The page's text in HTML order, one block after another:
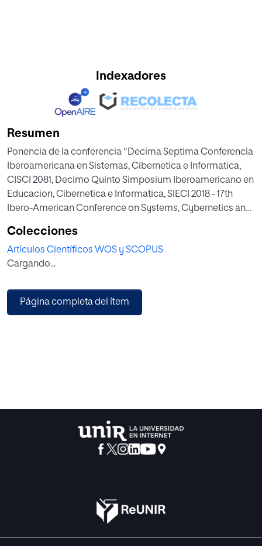
Indexadores
Resumen
Ponencia de la conferencia "Decima Septima Conferencia
Iberoamericana en Sistemas, Cibernetica e Informatica,
CISCI 2081, Decimo Quinto Simposium Iberoamericano en
Educacion, Cibernetica e Informatica, SIECI 2018 - 17th
Ibero-American Conference on Systems, Cybernetics and
on Education, Cybernetics and Informatics, SIECI 2018;
Orlando; United States; 8 July 2018 through 11 July 2018"
Colecciones
Artículos Científicos WOS y SCOPUS
Cargando...
Página completa del ítem